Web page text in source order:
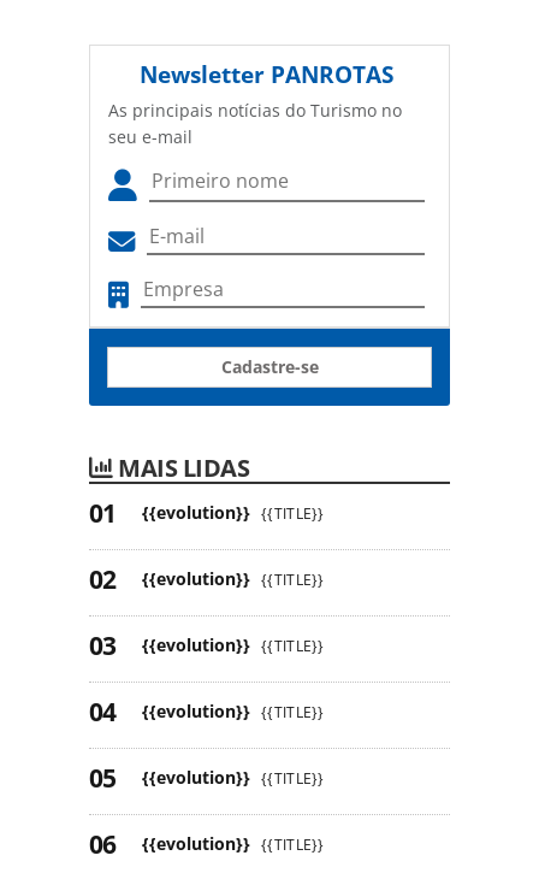
Newsletter PANROTAS
As principais notícias do Turismo no
seu e-mail
Cadastre-se
MAIS LIDAS
{{evolution}} {{TITLE}}
{{evolution}} {{TITLE}}
{{evolution}} {{TITLE}}
{{evolution}} {{TITLE}}
{{evolution}} {{TITLE}}
{{evolution}} {{TITLE}}